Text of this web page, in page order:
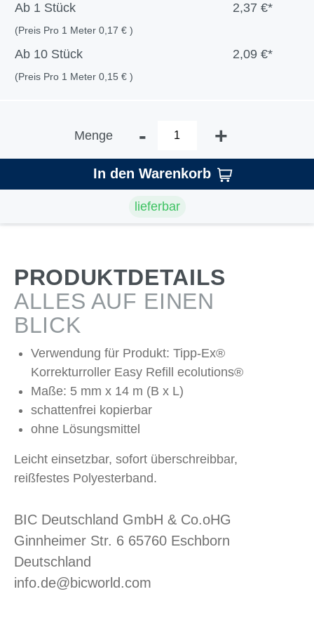
Ab 1 Stück 2,37 €*
(Preis Pro 1 Meter 0,17 € )
Ab 10 Stück 2,09 €*
(Preis Pro 1 Meter 0,15 € )
Menge - +
In den Warenkorb
lieferbar
PRODUKTDETAILS
ALLES AUF EINEN
BLICK
Verwendung für Produkt: Tipp-Ex®
Korrekturroller Easy Refill ecolutions®
Maße: 5 mm x 14 m (B x L)
schattenfrei kopierbar
ohne Lösungsmittel
Leicht einsetzbar, sofort überschreibbar,
reißfestes Polyesterband.
BIC Deutschland GmbH & Co.oHG
Ginnheimer Str. 6 65760 Eschborn
Deutschland
info.de@bicworld.com